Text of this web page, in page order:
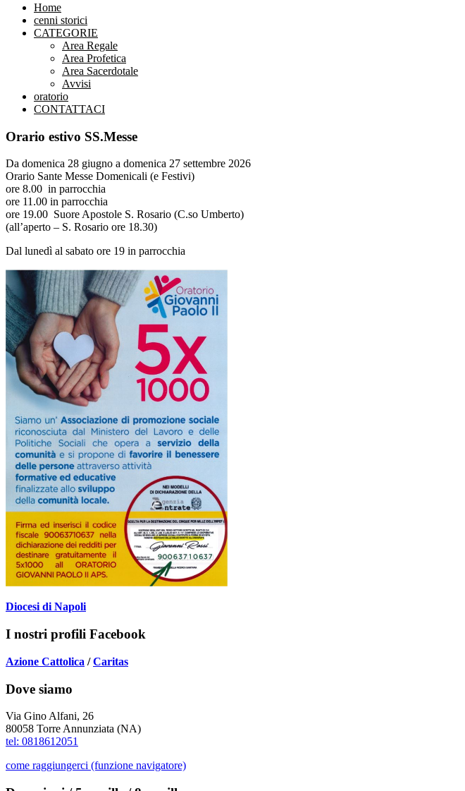
Home
cenni storici
CATEGORIE
Area Regale
Area Profetica
Area Sacerdotale
Avvisi
oratorio
CONTATTACI
Orario estivo SS.Messe
Da domenica 28 giugno a domenica 27 settembre 2026
Orario Sante Messe Domenicali (e Festivi)
ore 8.00 in parrocchia
ore 11.00 in parrocchia
ore 19.00 Suore Apostole S. Rosario (C.so Umberto)
(all’aperto – S. Rosario ore 18.30)
Dal lunedì al sabato ore 19 in parrocchia
Diocesi di Napoli
I nostri profili Facebook
Azione Cattolica /Caritas
Dove siamo
Via Gino Alfani, 26
80058 Torre Annunziata (NA)
tel: 0818612051
come raggiungerci (funzione navigatore)